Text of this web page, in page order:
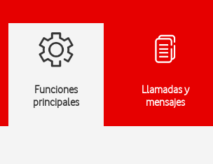
Funciones
principales
Llamadas y
mensajes